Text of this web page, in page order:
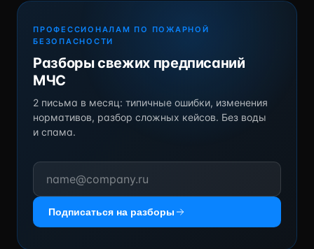
ПРОФЕССИОНАЛАМ ПО ПОЖАРНОЙ
БЕЗОПАСНОСТИ
Разборы свежих предписаний
МЧС
2 письма в месяц: типичные ошибки, изменения
нормативов, разбор сложных кейсов. Без воды
и спама.
Подписаться на разборы